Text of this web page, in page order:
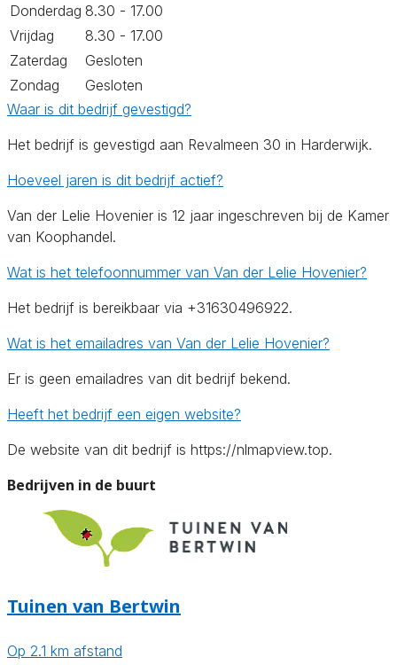
Donderdag 8.30 - 17.00
Vrijdag
8.30 - 17.00
Zaterdag
Gesloten
Zondag
Gesloten
Waar is dit bedrijf gevestigd?
Het bedrijf is gevestigd aan Revalmeen 30 in Harderwijk.
Hoeveel jaren is dit bedrijf actief?
Van der Lelie Hovenier is 12 jaar ingeschreven bij de Kamer
van Koophandel.
Wat is het telefoonnummer van Van der Lelie Hovenier?
Het bedrijf is bereikbaar via +31630496922.
Wat is het emailadres van Van der Lelie Hovenier?
Er is geen emailadres van dit bedrijf bekend.
Heeft het bedrijf een eigen website?
De website van dit bedrijf is https://nlmapview.top.
Bedrijven in de buurt
Tuinen van Bertwin
Op 2.1 km afstand